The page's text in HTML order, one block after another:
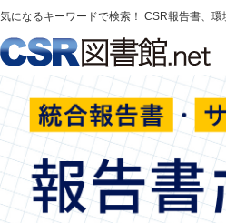
気になるキーワードで検索！ CSR報告書、